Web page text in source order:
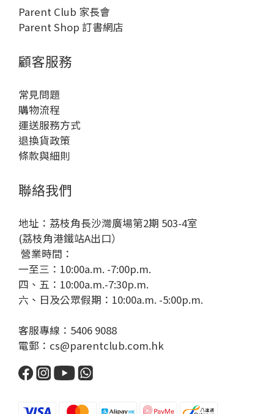
Parent Club 家長會
Parent Shop 訂書網店
顧客服務
常見問題
購物流程
運送服務方式
退換貨政策
條款與細則
聯絡我們
地址：荔枝角長沙灣廣場第2期 503-4室
(荔枝角港鐵站A出口）
營業時間：
一至三：10:00a.m. -7:00p.m.
四、五：10:00a.m.-7:30p.m.
六、日及公眾假期：10:00a.m. -5:00p.m.
客服專線：5406 9088
電郵：cs@parentclub.com.hk